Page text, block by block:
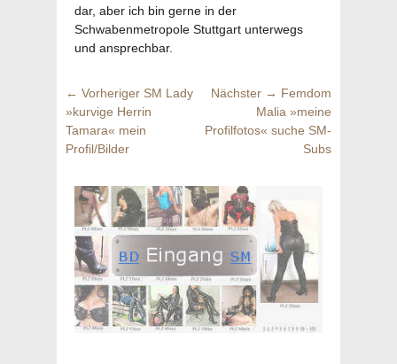
dar, aber ich bin gerne in der
Schwabenmetropole Stuttgart unterwegs
und ansprechbar.
Beitragsnavigation
← Vorheriger Vorheriger
Beitrag:
SM Lady
»kurvige Herrin
Tamara« mein
Profil/Bilder
Nächster → Nächster
Beitrag:
Femdom
Malia »meine
Profilfotos« suche SM-
Subs